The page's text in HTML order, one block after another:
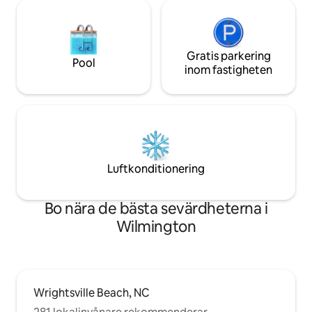
Pool
Gratis parkering
inom fastigheten
Luftkonditionering
Bo nära de bästa sevärdheterna i
Wilmington
Wrightsville Beach, NC